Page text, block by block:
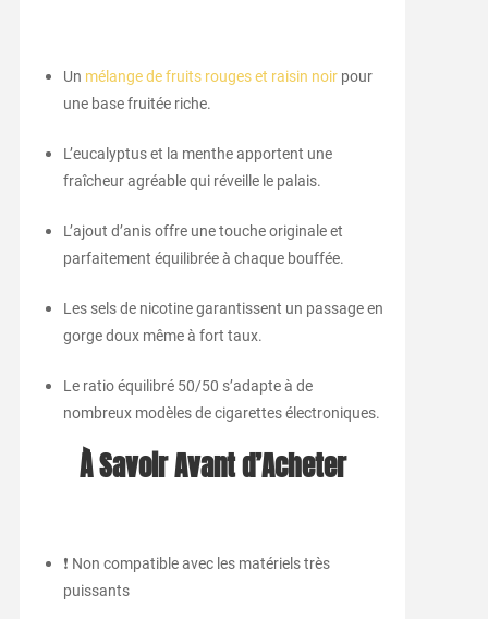
Un mélange de fruits rouges et raisin noirpour
une base fruitée riche.
L’eucalyptus et la menthe apportent une
fraîcheur agréable qui réveille le palais.
L’ajout d’anis offre une touche originale et
parfaitement équilibrée à chaque bouffée.
Les sels de nicotine garantissent un passage en
gorge doux même à fort taux.
Le ratio équilibré 50/50 s’adapte à de
nombreux modèles de cigarettes électroniques.
À Savoir Avant d’Acheter
❗ Non compatible avec les matériels très
puissants